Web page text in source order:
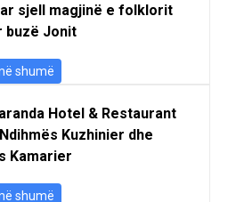
sjell magjinë e folklorit
buzë Jonit
shumë
Hotel & Restaurant
Kuzhinier dhe
Kamarier
shumë